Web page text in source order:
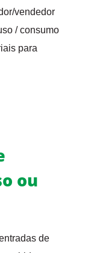
vendedor
/ consumo
para
ou
de